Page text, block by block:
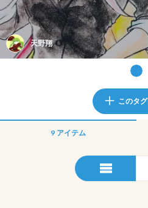
天野翔
このタ
9 アイテム